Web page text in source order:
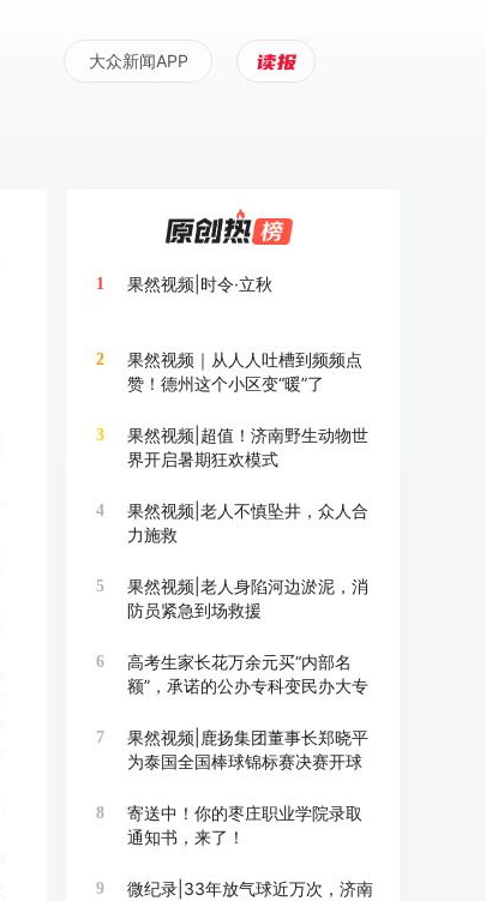
大众新闻APP
1 果然视频|时令·立秋
2
果然视频｜从人人吐槽到频频点
赞！德州这个小区变“暖”了
3
果然视频|超值！济南野生动物世
界开启暑期狂欢模式
4
果然视频|老人不慎坠井，众人合
力施救
5
果然视频|老人身陷河边淤泥，消
防员紧急到场救援
6
高考生家长花万余元买“内部名
额”，承诺的公办专科变民办大专
7
果然视频|鹿扬集团董事长郑晓平
为泰国全国棒球锦标赛决赛开球
8
寄送中！你的枣庄职业学院录取
通知书，来了！
9
微纪录|33年放气球近万次，济南